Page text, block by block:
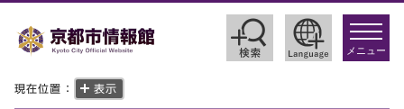
toggle
メニュー
現在位置： 表示